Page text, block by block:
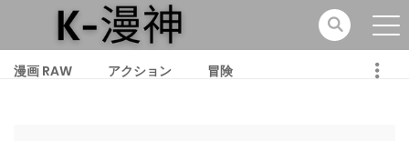
漫画 RAW アクション 冒険